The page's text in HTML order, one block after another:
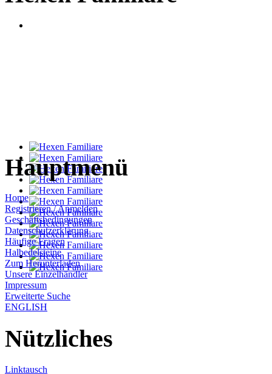
Hauptmenü
Home
Registrieren / Anmelden
Geschäftsbedingungen
Datenschutzerklärung
Häufige Fragen
Halbedelsteine
Zum Herunterladen
Unsere Einzelhändler
Impressum
Erweiterte Suche
ENGLISH
Nützliches
Linktausch